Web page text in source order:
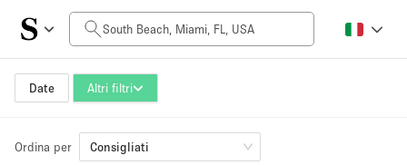
Date Altri filtri
Prezzo al giorno
$0
Dimensioni dello spazio
Ordina per Consigliati